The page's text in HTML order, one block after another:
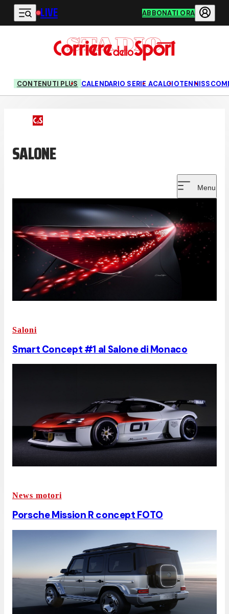
Vai al contenuto principale
LIVE ABBONATI ORA
CONTENUTI PLUS CALENDARIO SERIE ACALCIOTENNIS
SALONE
Menu
Saloni
Smart Concept #1 al Salone di Monaco
News motori
Porsche Mission R concept FOTO